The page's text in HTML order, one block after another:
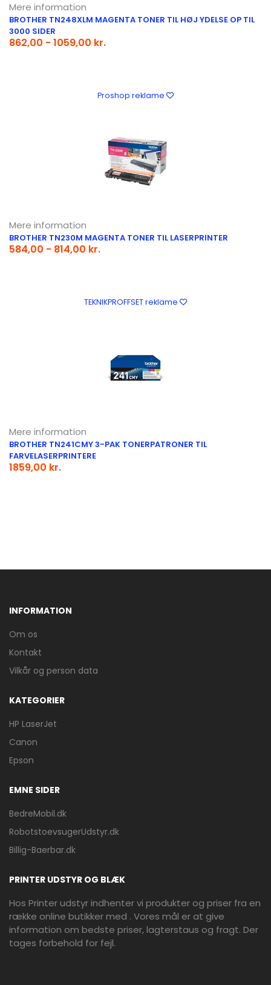
Mere information
BROTHER TN248XLM MAGENTA TONER TIL HØJ YDELSE OP TIL
3000 SIDER
862,00 - 1059,00 kr.
Proshop reklame
Mere information
BROTHER TN230M MAGENTA TONER TIL LASERPRINTER
584,00 - 814,00 kr.
TEKNIKPROFFSET reklame
Mere information
BROTHER TN241CMY 3-PAK TONERPATRONER TIL
FARVELASERPRINTERE
1859,00 kr.
INFORMATION
Om os
Kontakt
Vilkår og person data
KATEGORIER
HP LaserJet
Canon
Epson
EMNE SIDER
BedreMobil.dk
RobotstoevsugerUdstyr.dk
Billig-Baerbar.dk
PRINTER UDSTYR OG BLÆK
Hos Printer udstyr indhenter vi produkter og priser fra en
række online butikker med . Vores mål er at give
information om bedste priser, lagterstaus og fragt. Der
tages forbehold for fejl.